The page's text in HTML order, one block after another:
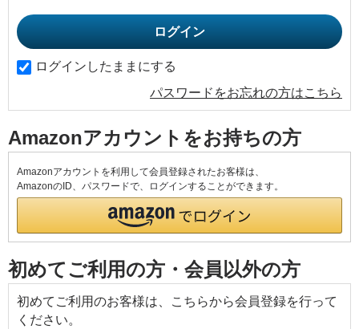
ログインしたままにする
パスワードをお忘れの方はこちら
Amazonアカウントをお持ちの方
Amazonアカウントを利用して会員登録されたお客様は、
AmazonのID、パスワードで、ログインすることができます。
初めてご利用の方・会員以外の方
初めてご利用のお客様は、こちらから会員登録を行って
ください。